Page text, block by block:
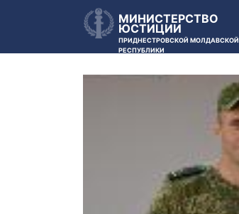
МИНИСТЕРСТВО
ЮСТИЦИИ
ПРИДНЕСТРОВСКОЙ МОЛДАВСКОЙ
РЕСПУБЛИКИ